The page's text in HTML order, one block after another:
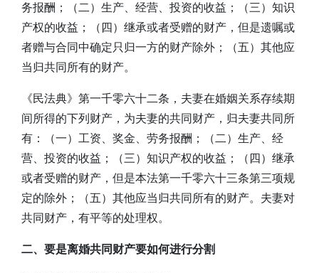
务报酬；（二）生产、经营、投资的收益；（三）知识
产权的收益；（四）继承或者受赠的财产，但是遗嘱或
者赠与合同中确定只归一方的财产除外；（五）其他应
当归共同所有的财产。
《民法典》第一千零六十二条，夫妻在婚姻关系存续期
间所得的下列财产，为夫妻的共同财产，归夫妻共同所
有：（一）工资、奖金、劳务报酬；（二）生产、经
营、投资的收益；（三）知识产权的收益；（四）继承
或者受赠的财产，但是本法第一千零六十三条第三项规
定的除外；（五）其他应当归共同所有的财产。夫妻对
共同财产，有平等的处理权。
二、要是离婚共同财产要如何进行分割